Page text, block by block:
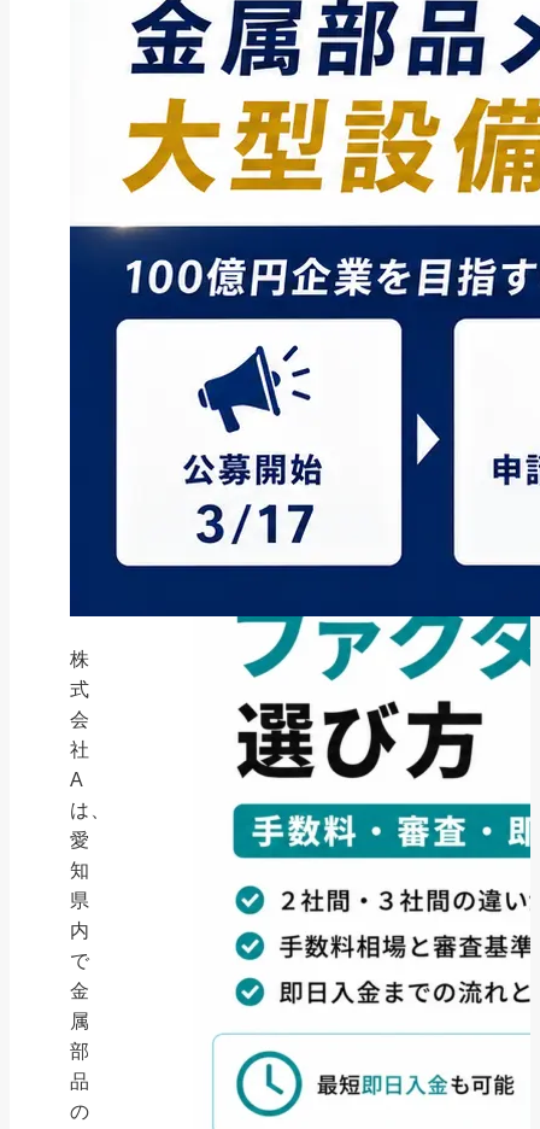
株
式
会
社
A
は、
愛
知
県
内
で
金
属
部
品
の
ファクタリング
ペイトナーファクタリングの活用
法｜中小企業・個...
2026年8月5日